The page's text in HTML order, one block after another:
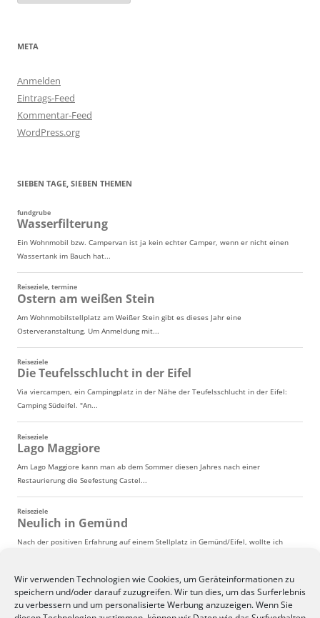
Wir verwenden Technologien wie Cookies, um Geräteinformationen zu
speichern und/oder darauf zuzugreifen. Wir tun dies, um das Surferlebnis
zu verbessern und um personalisierte Werbung anzuzeigen. Wenn Sie
META
Anmelden
Eintrags-Feed
Kommentar-Feed
WordPress.org
SIEBEN TAGE, SIEBEN THEMEN